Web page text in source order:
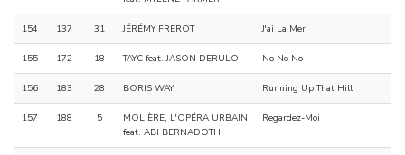
154 137 31 JÉRÉMY FREROT J'ai La Mer
155 172 18 TAYC feat. JASON DERULO No No No
156 183 28 BORIS WAY Running Up That Hill
157 188 5
MOLIÈRE, L'OPÉRA URBAIN
feat. ABI BERNADOTH
Regardez-Moi